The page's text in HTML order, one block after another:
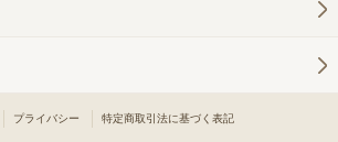
プライバシー 特定商取引法に基づく表記